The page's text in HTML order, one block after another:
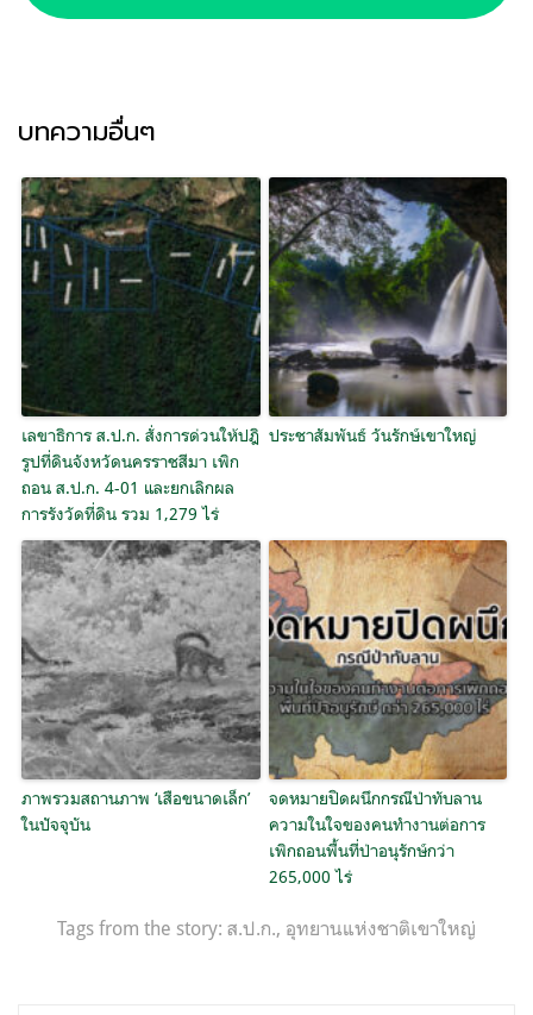
บทความอื่นๆ
เลขาธิการ ส.ป.ก. สั่งการด่วนให้ปฎิ
รูปที่ดินจังหวัดนครราชสีมา เพิก
ถอน ส.ป.ก. 4-01 และยกเลิกผล
การรังวัดที่ดิน รวม 1,279 ไร่
ประชาสัมพันธ์ วันรักษ์เขาใหญ่
ภาพรวมสถานภาพ ‘เสือขนาดเล็ก’
ในปัจจุบัน
จดหมายปิดผนึกกรณีป่าทับลาน
ความในใจของคนทำงานต่อการ
เพิกถอนพื้นที่ป่าอนุรักษ์กว่า
265,000 ไร่
Tags from the story: ส.ป.ก., อุทยานแห่งชาติเขาใหญ่